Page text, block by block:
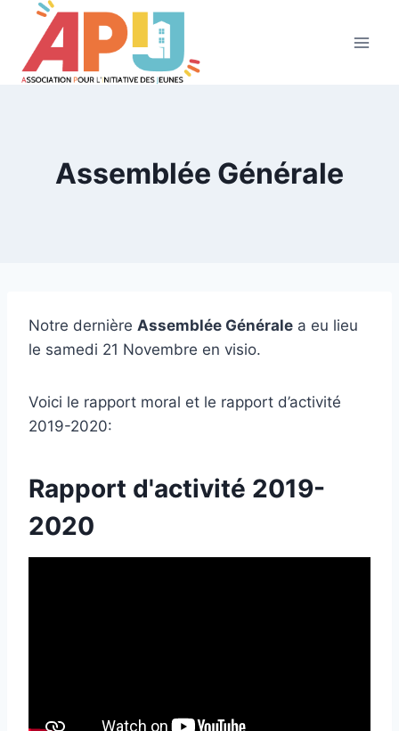
contenu
Assemblée Générale
Notre dernière Assemblée Générale a eu lieu
le samedi 21 Novembre en visio.
Voici le rapport moral et le rapport d’activité
2019-2020:
Rapport d'activité 2019-
2020